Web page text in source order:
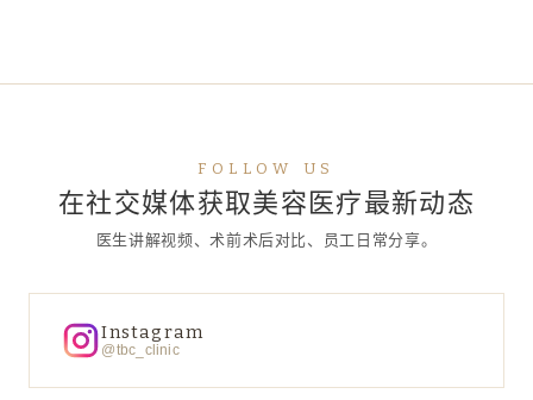
FOLLOW US
在社交媒体获取美容医疗最新动态
医生讲解视频、术前术后对比、员工日常分享。
Instagram
@tbc_clinic